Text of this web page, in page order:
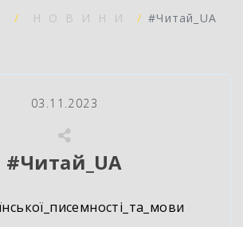
НОВИНИ #Читай_UA
03.11.2023
#Читай_UA